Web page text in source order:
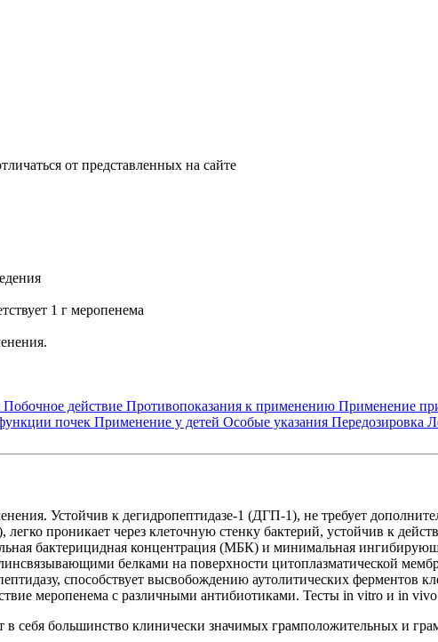
от представленных на сайте
1 г меропенема
Побочное действие Противопоказания к применению Применение
почек Применение у детей Особые указания Передозировка
Устойчив к дегидропептидазе-1 (ДГП-1), не требует
проникает через клеточную стенку бактерий, устойчив к
бактерицидная концентрация (МБК) и минимальная
белками на поверхности цитоплазматической
способствует высвобождению аутолитических ферментов
меропенема с различными антибиотиками. Тесты in vitro и in
в себя большинство клинически значимых грамположительных и